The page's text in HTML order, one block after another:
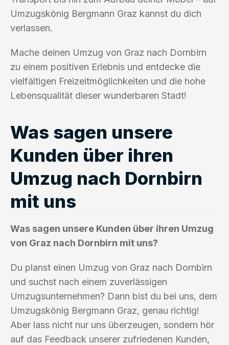
Umzugskönig Bergmann Graz kannst du dich
verlassen.
Mache deinen Umzug von Graz nach Dornbirn
zu einem positiven Erlebnis und entdecke die
vielfältigen Freizeitmöglichkeiten und die hohe
Lebensqualität dieser wunderbaren Stadt!
Was sagen unsere
Kunden über ihren
Umzug nach Dornbirn
mit uns
Was sagen unsere Kunden über ihren Umzug
von Graz nach Dornbirn mit uns?
Du planst einen Umzug von Graz nach Dornbirn
und suchst nach einem zuverlässigen
Umzugsunternehmen? Dann bist du bei uns, dem
Umzugskönig Bergmann Graz, genau richtig!
Aber lass nicht nur uns überzeugen, sondern hör
auf das Feedback unserer zufriedenen Kunden,